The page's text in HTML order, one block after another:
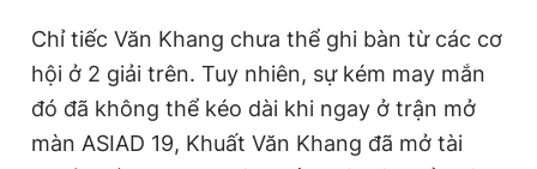
Chỉ tiếc Văn Khang chưa thể ghi bàn từ các cơ
hội ở 2 giải trên. Tuy nhiên, sự kém may mắn
đó đã không thể kéo dài khi ngay ở trận mở
màn ASIAD 19, Khuất Văn Khang đã mở tài